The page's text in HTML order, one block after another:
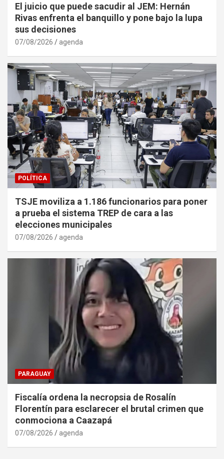
El juicio que puede sacudir al JEM: Hernán
Rivas enfrenta el banquillo y pone bajo la lupa
sus decisiones
07/08/2026 agenda
POLÍTICA
TSJE moviliza a 1.186 funcionarios para poner
a prueba el sistema TREP de cara a las
elecciones municipales
07/08/2026 agenda
PARAGUAY
Fiscalía ordena la necropsia de Rosalín
Florentín para esclarecer el brutal crimen que
conmociona a Caazapá
07/08/2026 agenda